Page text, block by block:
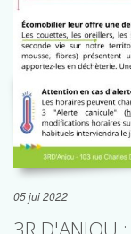
05 jui 2022
3R D'ANJOU